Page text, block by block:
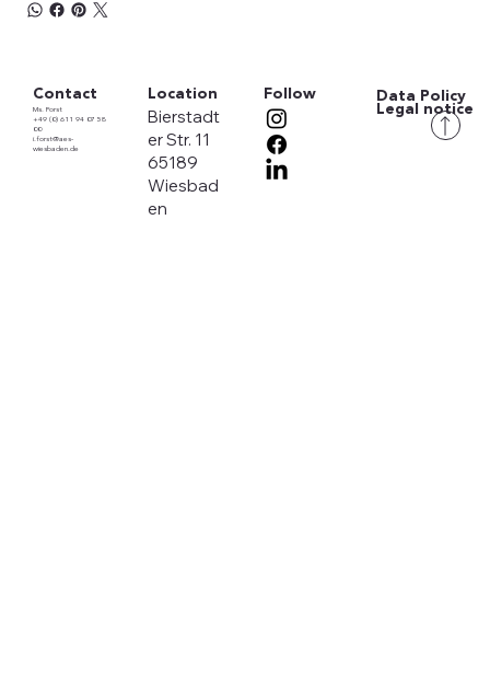
Contact
Ms. Forst
+49 (0) 611 94 07 58
00
i.forst@aes-
wiesbaden.de
Location
Bierstadt
er Str. 11
65189
Wiesbad
en
Follow Data Policy
Legal notice